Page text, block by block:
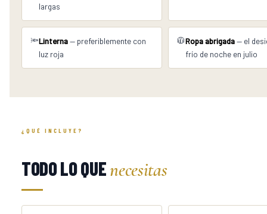
largas
🔦Linterna— preferiblemente con
luz roja
🧥Ropa abrigada— el
frío de noche en julio
¿QUÉ INCLUYE?
TODO LO QUEnecesitas